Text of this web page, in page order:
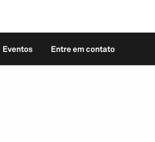
Eventos Entre em contato